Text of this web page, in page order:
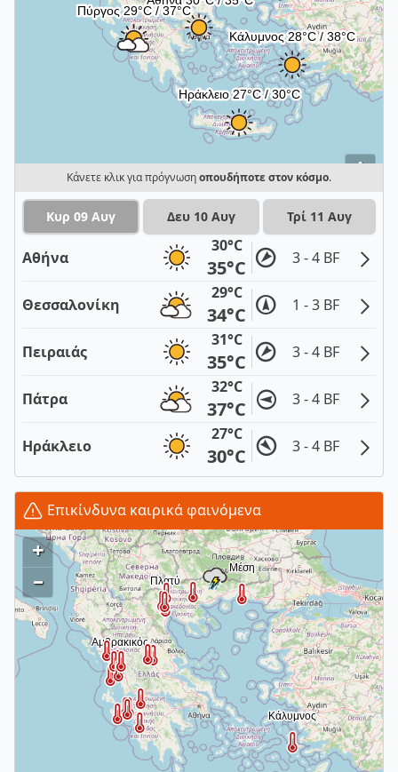
i
Κάνετε κλικ για πρόγνωσηοπουδήποτε στον κόσμο.
Κυρ 09 Αυγ Δευ 10 Αυγ Τρί 11 Αυγ
Αθήνα
30°C
35°C 3 - 4 BF
Θεσσαλονίκη
29°C
34°C 1 - 3 BF
Πειραιάς
31°C
35°C 3 - 4 BF
Πάτρα
32°C
37°C 3 - 4 BF
Ηράκλειο
27°C
30°C 3 - 4 BF
Επικίνδυνα καιρικά φαινόμενα
+
–